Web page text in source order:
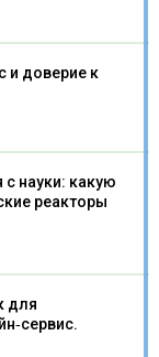
и доверие к
с науки: какую
реакторы
для